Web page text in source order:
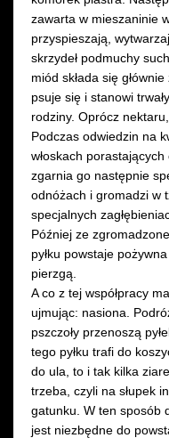
zawarta w mieszaninie
przyspieszają,
skrzydeł podmuchy
miód składa się
psuje się i stanowi
rodziny. Oprócz
Podczas odwiedzin na
włoskach porastających
zgarnia go następnie
odnóżach i gromadzi w
specjalnych
Później ze
pyłku powstaje
pierzgą.
A co z tej współpracy
ujmując: nasiona.
pszczoły przenoszą
tego pyłku trafi do
do ula, to i tak kilka
trzeba, czyli na słupek
gatunku. W ten sposób
jest niezbędne do